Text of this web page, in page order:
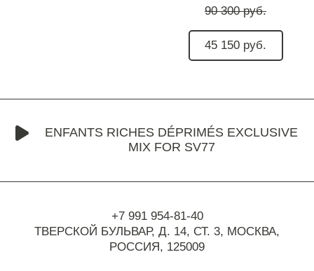
90 300 руб.
45 150 руб.
ENFANTS RICHES DÉPRIMÉS EXCLUSIVE
MIX FOR SV77
+7 991 954-81-40
ТВЕРСКОЙ БУЛЬВАР, Д. 14, СТ. 3, МОСКВА,
РОССИЯ, 125009